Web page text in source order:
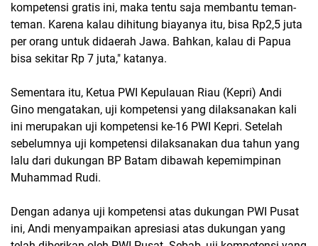
kompetensi gratis ini, maka tentu saja membantu teman-
teman. Karena kalau dihitung biayanya itu, bisa Rp2,5 juta
per orang untuk didaerah Jawa. Bahkan, kalau di Papua
bisa sekitar Rp 7 juta," katanya.
Sementara itu, Ketua PWI Kepulauan Riau (Kepri) Andi
Gino mengatakan, uji kompetensi yang dilaksanakan kali
ini merupakan uji kompetensi ke-16 PWI Kepri. Setelah
sebelumnya uji kompetensi dilaksanakan dua tahun yang
lalu dari dukungan BP Batam dibawah kepemimpinan
Muhammad Rudi.
Dengan adanya uji kompetensi atas dukungan PWI Pusat
ini, Andi menyampaikan apresiasi atas dukungan yang